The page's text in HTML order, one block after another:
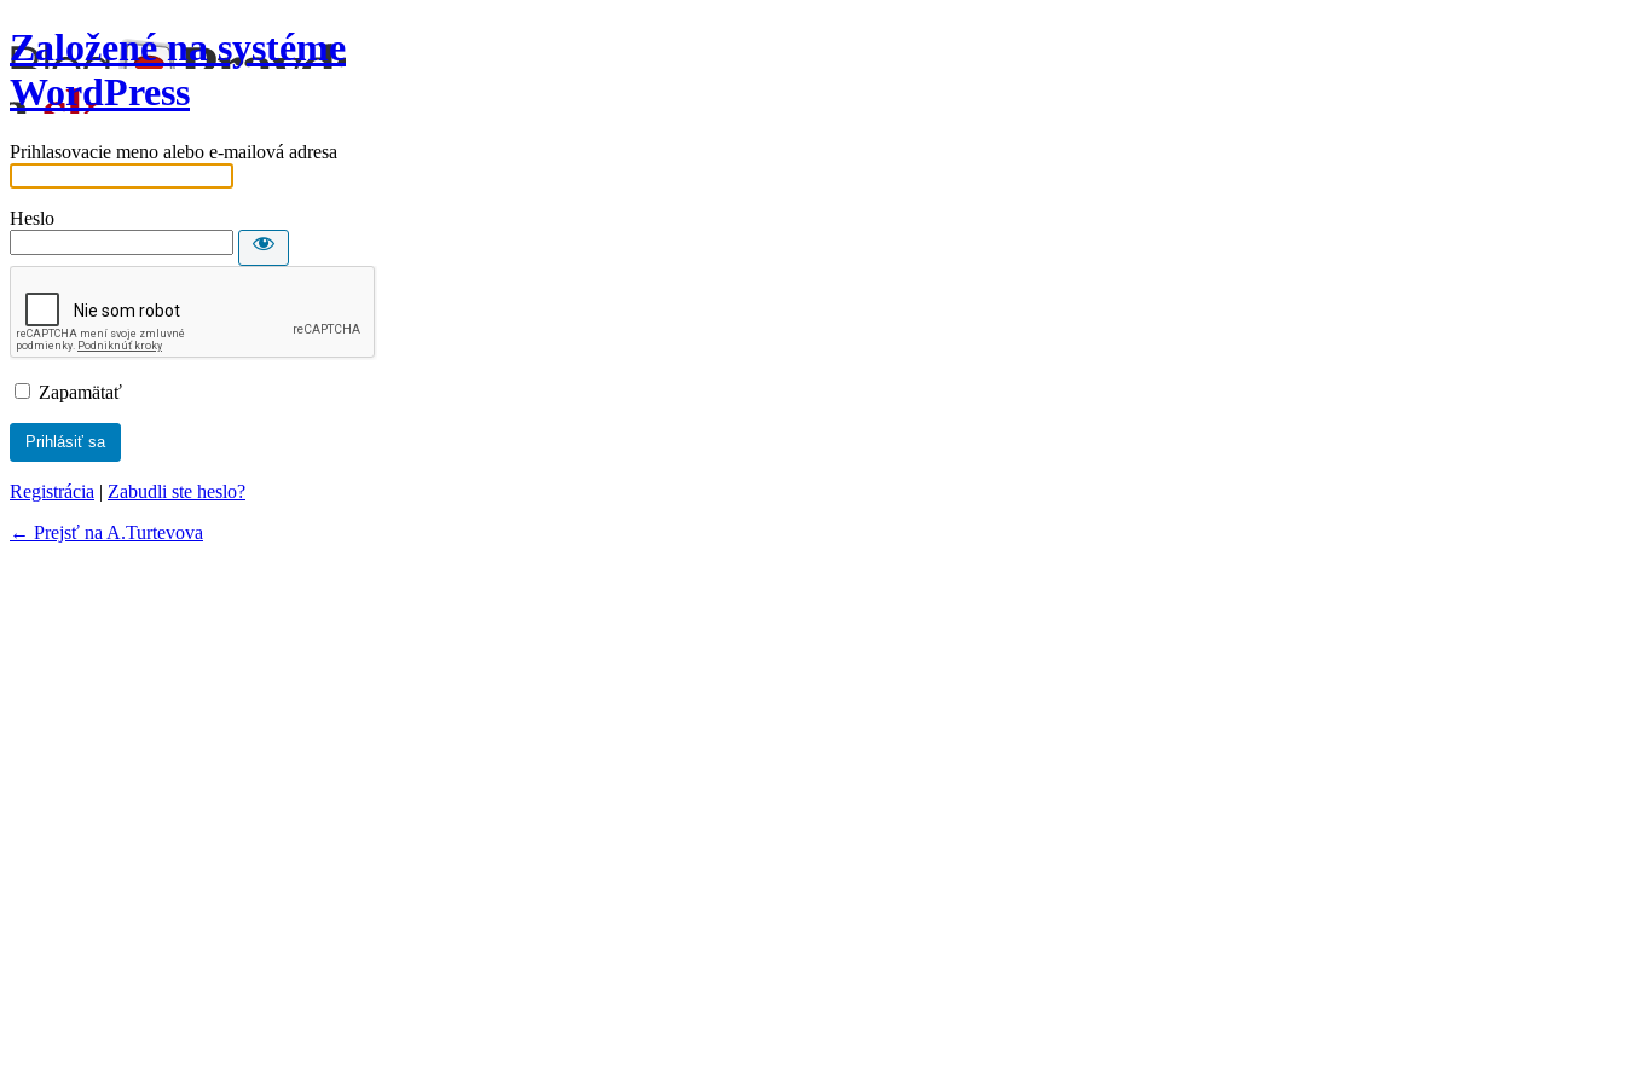
Založené na systéme
WordPress
Prihlasovacie meno alebo e-mailová adresa
Heslo
Zapamätať
Registrácia | Zabudli ste heslo?
← Prejsť na A.Turtevova